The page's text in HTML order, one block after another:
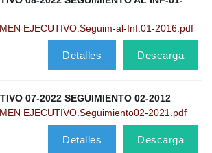
EJECUTIVO.Seguim-al-Inf.01-2016.pdf
Descarga
Detalles
07-2022 SEGUIMIENTO 02-2012
EJECUTIVO.Seguimiento02-2021.pdf
Descarga
Detalles